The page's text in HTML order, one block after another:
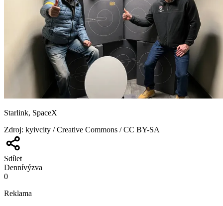
Starlink, SpaceX
Zdroj: kyivcity / Creative Commons / CC BY-SA
Sdílet
Dennívýzva
0
Reklama